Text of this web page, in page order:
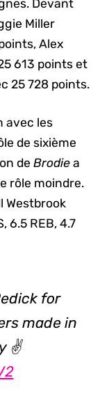
Devant
Miller
Alex
613 points et
25 728 points.
avec les
de sixième
deBrodie a
rôle moindre.
Westbrook
6.5 REB, 4.7
for
made in
✌